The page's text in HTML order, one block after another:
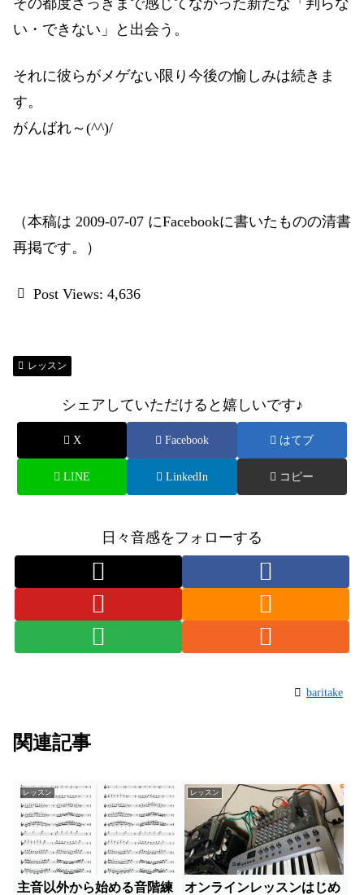
その都度さっきまで感じてなかった新たな「判らな
い・できない」と出会う。
それに彼らがメゲない限り今後の愉しみは続きま
す。
がんばれ～(^^)/
（本稿は 2009-07-07 にFacebookに書いたものの清書
再掲です。）
Post Views: 4,636
レッスン
シェアしていただけると嬉しいです♪
X Facebook はてブ
LINE LinkedIn コピー
日々音感をフォローする
baritake
関連記事
レッスン
主音以外から始める音階練
レッスン
オンラインレッスンはじめ